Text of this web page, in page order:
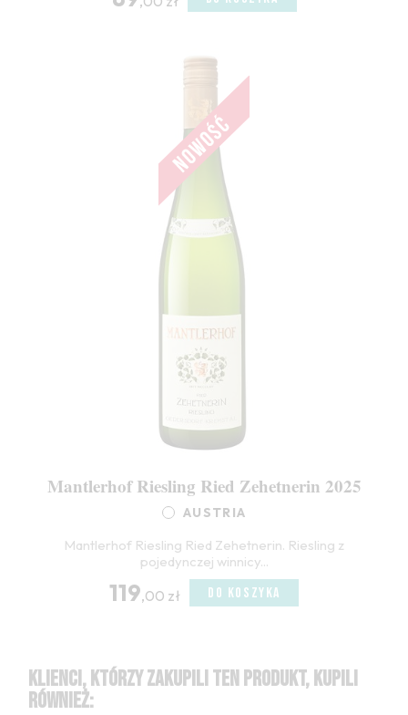
Mantlerhof Riesling Ried Zehetnerin 2025
AUSTRIA
Mantlerhof Riesling Ried Zehetnerin. Riesling z
pojedynczej winnicy...
119,00 zł DO KOSZYKA
KLIENCI, KTÓRZY ZAKUPILI TEN PRODUKT, KUPILI
RÓWNIEŻ: